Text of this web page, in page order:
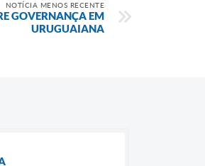
NOTÍCIA MENOS RECENTE
GOVERNANÇA EM
URUGUAIANA